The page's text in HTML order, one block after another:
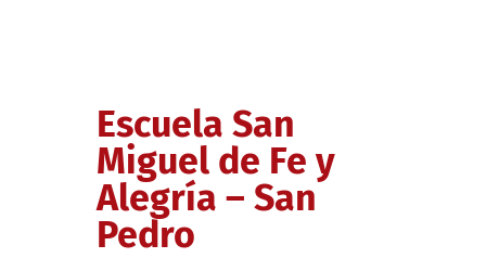
Escuela San
Miguel de Fe y
Alegría – San
Pedro